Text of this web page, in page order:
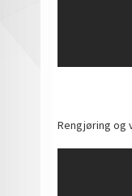
Rengjøring og